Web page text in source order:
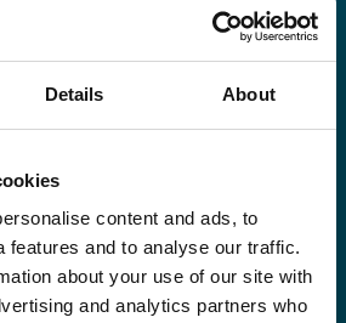
Details About
content and ads, to
features and to analyse our traffic.
about your use of our site with
and analytics partners who
que les dernières tendances en
au développement.
à la newsletter*